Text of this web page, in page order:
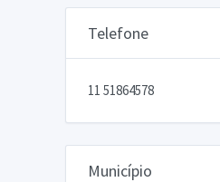
Telefone
11 51864578
Município